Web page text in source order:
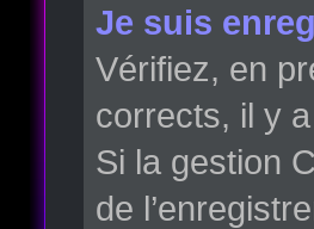
Je suis
Vérifiez, en
corrects, il y
Si la gestion
de